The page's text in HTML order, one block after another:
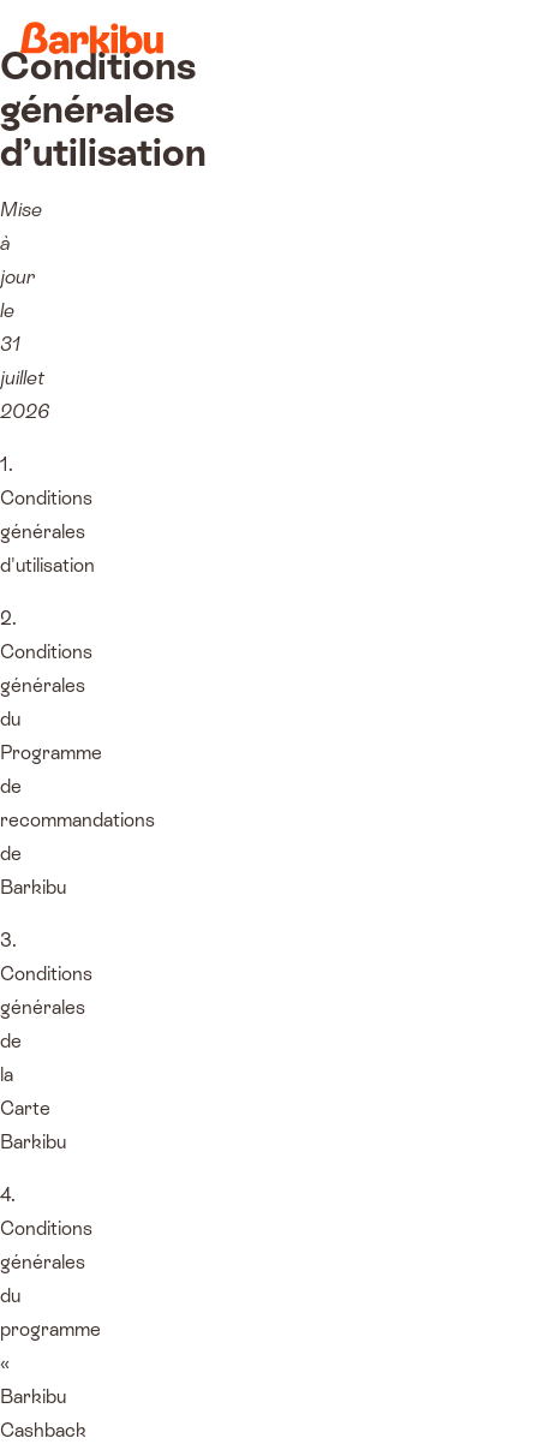
Conditions
générales
d’utilisation
Mise
à
jour
le
31
juillet
2026
1.
Conditions
générales
d'utilisation
2.
Conditions
générales
du
Programme
de
recommandations
de
Barkibu
3.
Conditions
générales
de
la
Carte
Barkibu
4.
Conditions
générales
du
programme
«
Barkibu
Cashback